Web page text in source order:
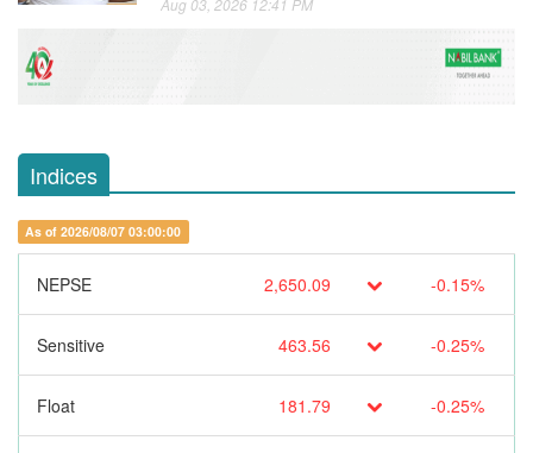
Aug 03, 2026 12:41 PM
Indices
As of 2026/08/07 03:00:00
NEPSE 2,650.09 -0.15%
Sensitive 463.56 -0.25%
Float 181.79 -0.25%